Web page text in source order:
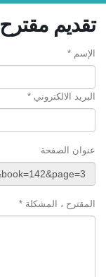
تقديم مقترح
الإسم *
البريد الالكتروني *
عنوان الصفحة
المقترح ، المشكلة *